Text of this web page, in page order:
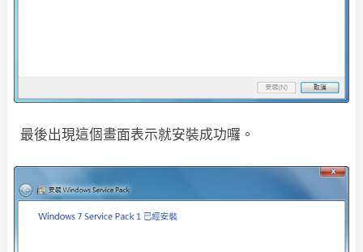
最後出現這個畫面表示就安裝成功囉。